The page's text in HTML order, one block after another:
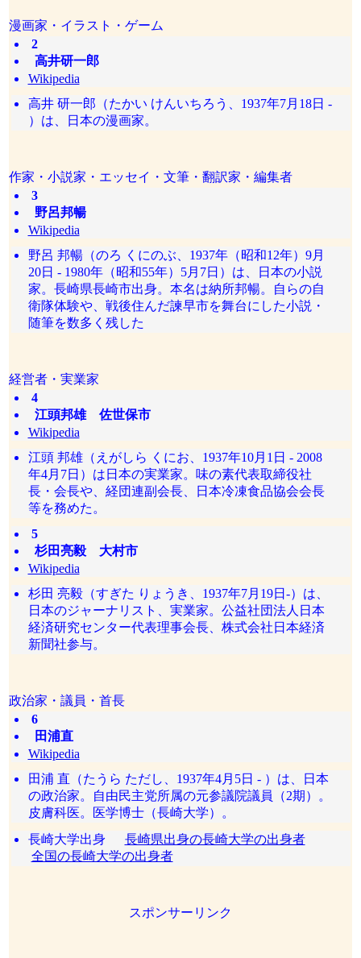
漫画家・イラスト・ゲーム
2
高井研一郎
Wikipedia
高井 研一郎（たかい けんいちろう、1937年7月18日 -
）は、日本の漫画家。
作家・小説家・エッセイ・文筆・翻訳家・編集者
3
野呂邦暢
Wikipedia
野呂 邦暢（のろ くにのぶ、1937年（昭和12年）9月
20日 - 1980年（昭和55年）5月7日）は、日本の小説
家。長崎県長崎市出身。本名は納所邦暢。自らの自
衛隊体験や、戦後住んだ諫早市を舞台にした小説・
随筆を数多く残した
経営者・実業家
4
江頭邦雄 佐世保市
Wikipedia
江頭 邦雄（えがしら くにお、1937年10月1日 - 2008
年4月7日）は日本の実業家。味の素代表取締役社
長・会長や、経団連副会長、日本冷凍食品協会会長
等を務めた。
5
杉田亮毅 大村市
Wikipedia
杉田 亮毅（すぎた りょうき、1937年7月19日-）は、
日本のジャーナリスト、実業家。公益社団法人日本
経済研究センター代表理事会長、株式会社日本経済
新聞社参与。
政治家・議員・首長
6
田浦直
Wikipedia
田浦 直（たうら ただし、1937年4月5日 - ）は、日本
の政治家。自由民主党所属の元参議院議員（2期）。
皮膚科医。医学博士（長崎大学）。
長崎大学出身 長崎県出身の長崎大学の出身者
全国の長崎大学の出身者
スポンサーリンク